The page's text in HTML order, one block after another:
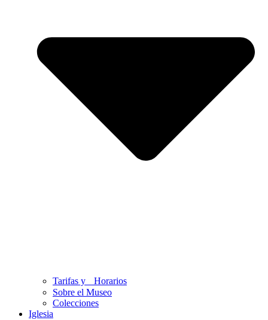
Tarifas y Horarios
Sobre el Museo
Colecciones
Iglesia